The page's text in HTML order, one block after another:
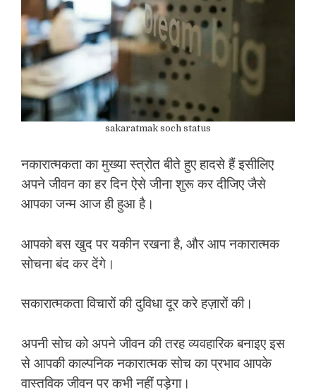
sakaratmak soch status
नकारात्मकता का मुख्या स्त्रोत बीते हुए हादसे हैं इसीलिए
अपने जीवन का हर दिन ऐसे जीना शुरू कर दीजिए जैसे
आपका जन्म आज ही हुआ है।
आपको बस खुद पर यकीन रखना है, और आप नकारात्मक
सोचना बंद कर देंगे।
सकारात्मकता विचारों की दुविधा दूर करे हज़ारों की।
अपनी सोच को अपने जीवन की तरह व्यवहारिक बनाइए इस
से आपकी काल्पनिक नकारात्मक सोच का प्रभाव आपके
वास्तविक जीवन पर कभी नहीं पड़ेगा।